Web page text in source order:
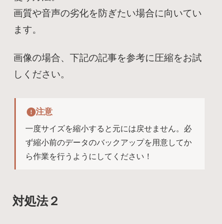
画質や音声の劣化を防ぎたい場合に向いてい
ます。
画像の場合、下記の記事を参考に圧縮をお試
しください。
注意
一度サイズを縮小すると元には戻せません。必
ず縮小前のデータのバックアップを用意してか
ら作業を行うようにしてください！
対処法２